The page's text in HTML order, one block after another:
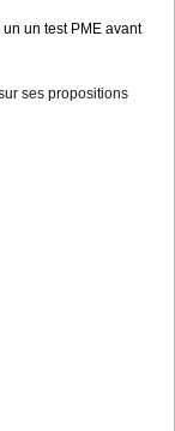
un test PME avant
ses propositions